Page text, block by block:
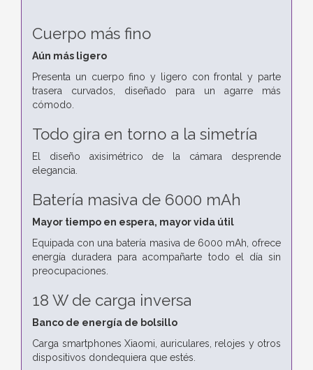
Cuerpo más fino
Aún más ligero
Presenta un cuerpo fino y ligero con frontal y parte
trasera curvados, diseñado para un agarre más
cómodo.
Todo gira en torno a la simetría
El diseño axisimétrico de la cámara desprende
elegancia.
Batería masiva de 6000 mAh
Mayor tiempo en espera, mayor vida útil
Equipada con una batería masiva de 6000 mAh, ofrece
energía duradera para acompañarte todo el día sin
preocupaciones.
18 W de carga inversa
Banco de energía de bolsillo
Carga smartphones Xiaomi, auriculares, relojes y otros
dispositivos dondequiera que estés.